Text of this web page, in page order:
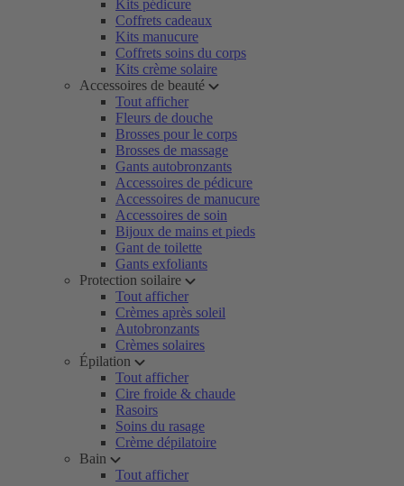
Kits pédicure
Coffrets cadeaux
Kits manucure
Coffrets soins du corps
Kits crème solaire
Accessoires de beauté
Tout afficher
Fleurs de douche
Brosses pour le corps
Brosses de massage
Gants autobronzants
Accessoires de pédicure
Accessoires de manucure
Accessoires de soin
Bijoux de mains et pieds
Gant de toilette
Gants exfoliants
Protection soilaire
Tout afficher
Crèmes après soleil
Autobronzants
Crèmes solaires
Épilation
Tout afficher
Cire froide & chaude
Rasoirs
Soins du rasage
Crème dépilatoire
Bain
Tout afficher